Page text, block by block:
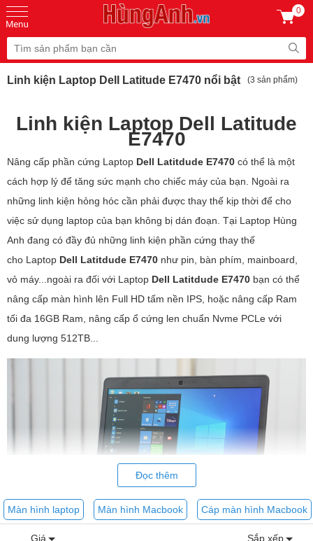
0
Linh kiện Laptop Dell Latitude E7470 nổi bật (3 sản phẩm)
Linh kiện Laptop Dell Latitude
E7470
Nâng cấp phần cứng Laptop Dell Latitdude E7470 có thể là một
cách hợp lý để tăng sức mạnh cho chiếc máy của bạn. Ngoài ra
những linh kiện hỏng hóc cần phải được thay thế kịp thời để cho
việc sử dụng laptop của bạn không bị dán đoạn. Tại Laptop Hùng
Anh đang có đầy đủ những linh kiện phần cứng thay thế
cho Laptop Dell Latitdude E7470 như pin, bàn phím, mainboard,
vỏ máy...ngoài ra đối với Laptop Dell Latitdude E7470 bạn có thể
nâng cấp màn hình lên Full HD tấm nền IPS, hoặc nâng cấp Ram
tối đa 16GB Ram, nâng cấp ổ cứng len chuẩn Nvme PCLe với
dung lượng 512TB...
Đọc thêm
Màn hình laptop Màn hình Macbook Cáp màn hình Macbook
Giá Sắp xếp